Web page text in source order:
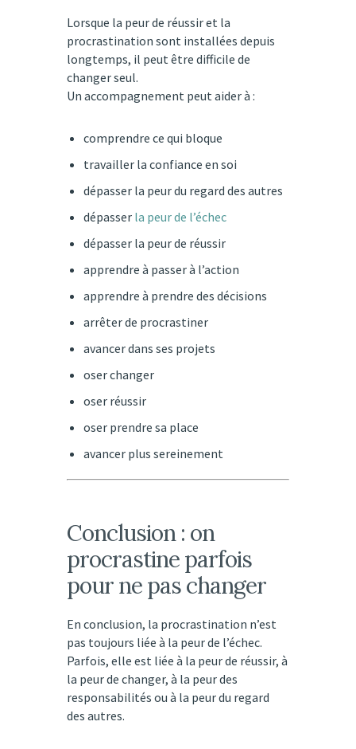
Lorsque la peur de réussir et la
procrastination sont installées depuis
longtemps, il peut être difficile de
changer seul.
Un accompagnement peut aider à :
comprendre ce qui bloque
travailler la confiance en soi
dépasser la peur du regard des autres
dépasser la peur de l’échec
dépasser la peur de réussir
apprendre à passer à l’action
apprendre à prendre des décisions
arrêter de procrastiner
avancer dans ses projets
oser changer
oser réussir
oser prendre sa place
avancer plus sereinement
Conclusion : on
procrastine parfois
pour ne pas changer
En conclusion, la procrastination n’est
pas toujours liée à la peur de l’échec.
Parfois, elle est liée à la peur de réussir, à
la peur de changer, à la peur des
responsabilités ou à la peur du regard
des autres.